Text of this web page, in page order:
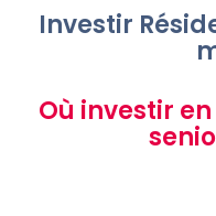
Investir
Où investir